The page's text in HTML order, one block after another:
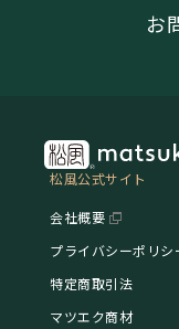
お
松風公式サイト
会社概要
プライバシーポリシ
特定商取引法
マツエク商材